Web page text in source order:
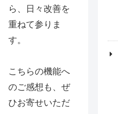
ら、日々改善を
重ねて参りま
す。
こちらの機能へ
のご感想も、ぜ
ひお寄せいただ